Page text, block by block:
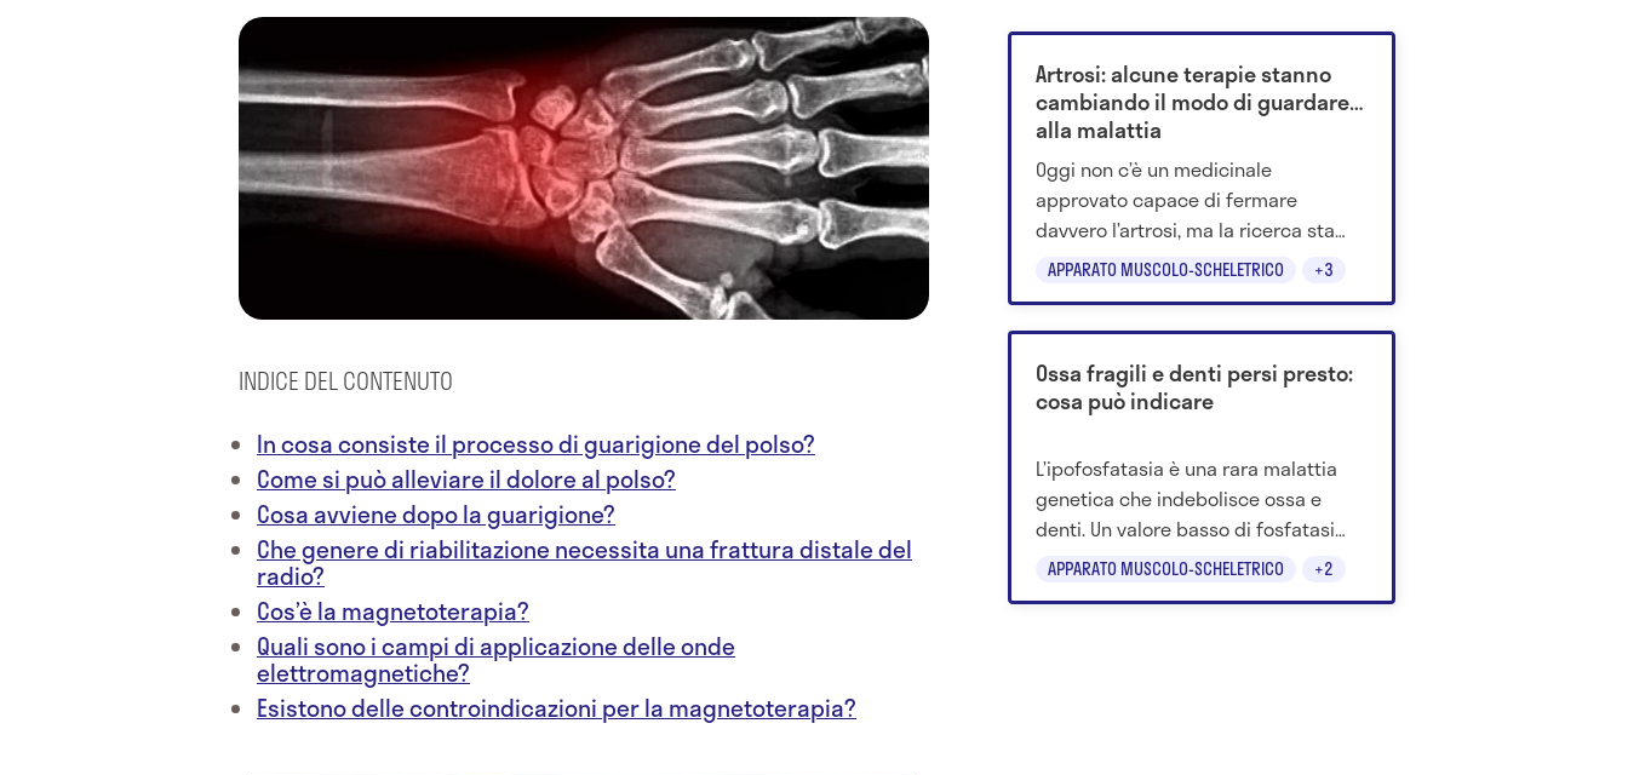
INDICE DEL CONTENUTO
In cosa consiste il processo di guarigione del polso?
Come si può alleviare il dolore al polso?
Cosa avviene dopo la guarigione?
Che genere di riabilitazione necessita una frattura distale del
radio?
Cos’è la magnetoterapia?
Quali sono i campi di applicazione delle onde
elettromagnetiche?
Esistono delle controindicazioni per la magnetoterapia?
APPARATO MUSCOLO-SCHELETRICO +3
Artrosi: alcune terapie stanno
cambiando il modo di guardare
alla malattia
Oggi non c’è un medicinale
approvato capace di fermare
davvero l’artrosi, ma la ricerca sta
studiando farmaci metabolici,
APPARATO MUSCOLO-SCHELETRICO +2
Ossa fragili e denti persi presto:
cosa può indicare
L’ipofosfatasia è una rara malattia
genetica che indebolisce ossa e
denti. Un valore basso di fosfatasi
alcalina può aiutare a riconoscerla